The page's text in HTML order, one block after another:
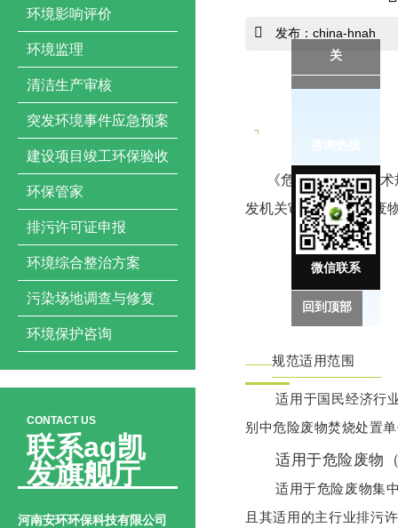
环境影响评价
环境监理
清洁生产审核
突发环境事件应急预案
建设项目竣工环保验收
环保管家
排污许可证申报
环境综合整治方案
污染场地调查与修复
环境保护咨询
CONTACT US
联系ag凯
发旗舰厅
河南安环环保科技有限公司
发布：china-hnah
《危险废物焚烧技术
发机关审核确定危险废
规范适用范围
适用于国民经济行
别中危险废物焚烧处置
适用于危险废物
适用于危险废物集
且其适用的主行业排污
关
微信联系
回到顶部